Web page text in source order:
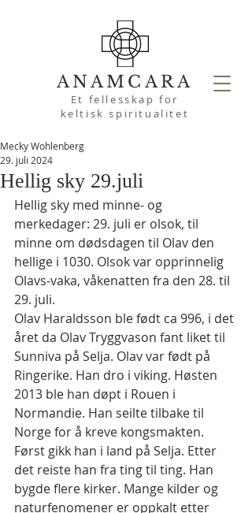
ANAMCARA
Et fellesskap for
keltisk spiritualitet
Hellig sky 29.juli
Mecky Wohlenberg
29. juli 2024
Hellig sky med minne- og
merkedager: 29. juli er olsok, til
minne om dødsdagen til Olav den
hellige i 1030. Olsok var opprinnelig
Olavs-vaka, våkenatten fra den 28. til
29. juli.
Olav Haraldsson ble født ca 996, i det
året da Olav Tryggvason fant liket til
Sunniva på Selja. Olav var født på
Ringerike. Han dro i viking. Høsten
2013 ble han døpt i Rouen i
Normandie. Han seilte tilbake til
Norge for å kreve kongsmakten.
Først gikk han i land på Selja. Etter
det reiste han fra ting til ting. Han
bygde flere kirker. Mange kilder og
naturfenomener er oppkalt etter